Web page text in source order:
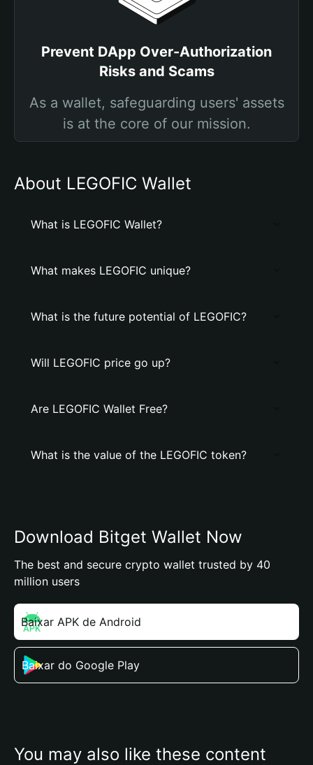
Prevent DApp Over-Authorization
Risks and Scams
As a wallet, safeguarding users' assets
is at the core of our mission.
About LEGOFIC Wallet
What is LEGOFIC Wallet?
What makes LEGOFIC unique?
What is the future potential of LEGOFIC?
Will LEGOFIC price go up?
Are LEGOFIC Wallet Free?
What is the value of the LEGOFIC token?
Download Bitget Wallet Now
The best and secure crypto wallet trusted by 40
million users
Baixar APK de Android
Baixar do Google Play
You may also like these content